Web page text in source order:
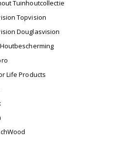
Tuinhoutcollectie
Topvision
Douglasvision
Life Products